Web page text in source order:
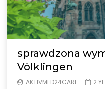
sprawdzona
Völklingen
AKTIVMED24CARE 2